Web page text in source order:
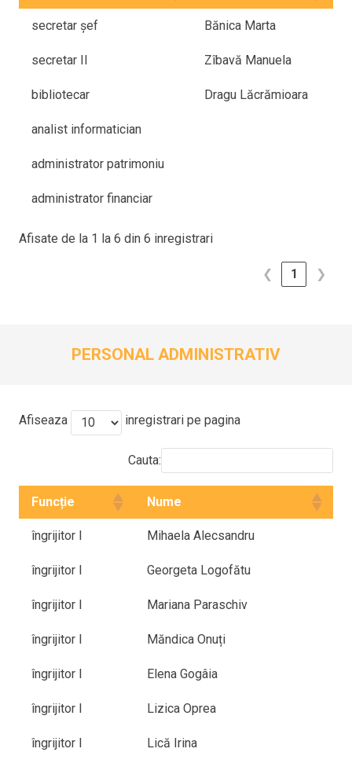
secretar șef Bănica Marta
secretar II Zîbavă Manuela
bibliotecar Dragu Lăcrămioara
analist informatician
administrator patrimoniu
administrator financiar
Afisate de la 1 la 6 din 6 inregistrari
❮ 1 ❯
PERSONAL ADMINISTRATIV
Afiseaza inregistrari pe pagina
Cauta:
Funcție Nume
îngrijitor I Mihaela Alecsandru
îngrijitor I Georgeta Logofătu
îngrijitor I Mariana Paraschiv
îngrijitor I Măndica Onuți
îngrijitor I Elena Gogâia
îngrijitor I Lizica Oprea
îngrijitor I Lică Irina